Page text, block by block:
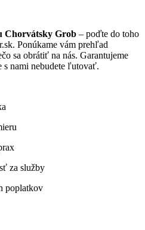
Chorvátsky Grob – poďte do toho
Ponúkame vám prehľad
sa obrátiť na nás. Garantujeme
s nami nebudete ľutovať.
za služby
poplatkov